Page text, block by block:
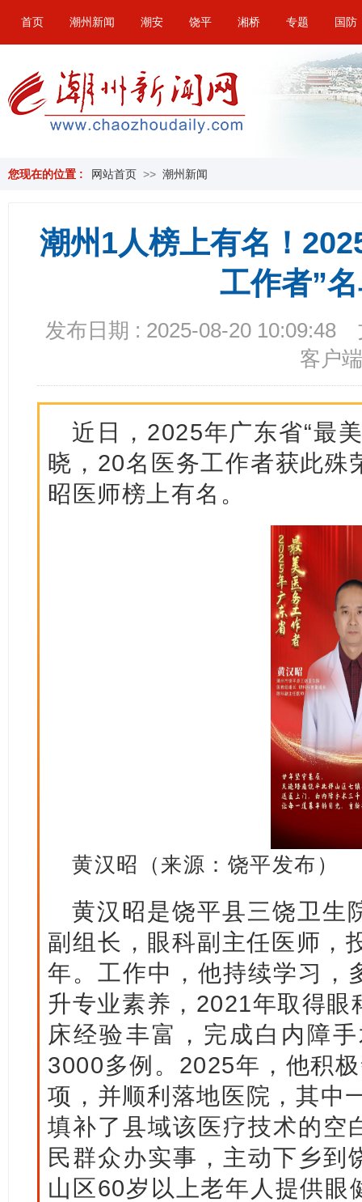
首页 潮州新闻 潮安 饶平 湘桥 专题 国防
您现在的位置 : 网站首页 >> 潮州新闻
潮州1人榜上有名！
工作者”
发布日期 : 2025-08-20 10:09:48
客户端
近日，2025年广东省“最
晓，20名医务工作者获此殊
昭医师榜上有名。
黄汉昭（来源：饶平发布）
黄汉昭是饶平县三饶卫生
副组长，眼科副主任医师，
年。工作中，他持续学习，
升专业素养，2021年取得
床经验丰富，完成白内障
3000多例。2025年，他积
项，并顺利落地医院，其中
填补了县域该医疗技术的空
民群众办实事，主动下乡到
山区60岁以上老年人提供眼